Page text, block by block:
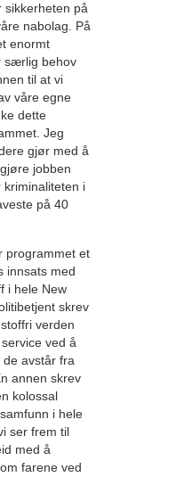
sikkerheten på
nabolag. På
enormt
særlig behov
til at vi
våre egne
dette
Jeg
gjør med å
jobben
kriminaliteten i
på 40
programmet et
innsats med
i hele New
skrev
verden
ved å
avstår fra
annen skrev
kolossal
i hele
ser frem til
med å
farene ved